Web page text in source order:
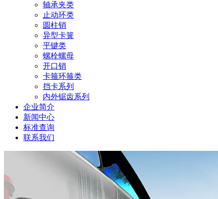
轴承夹类
止动环类
圆柱销
异型卡簧
平键类
螺栓螺母
开口销
卡箍环箍类
挡卡系列
内外锯齿系列
企业简介
新闻中心
标准查询
联系我们